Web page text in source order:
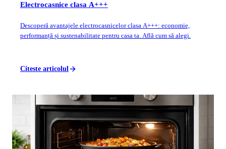
Electrocasnice clasa A+++
Descoperă avantajele electrocasnicelor clasa A+++: economie,
performanță și sustenabilitate pentru casa ta. Află cum să alegi.
Citeste articolul